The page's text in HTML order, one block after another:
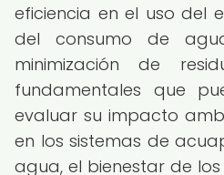
eficiencia en el uso del
del consumo de
minimización de
fundamentales que
evaluar su impacto
en los sistemas de
agua, el bienestar de